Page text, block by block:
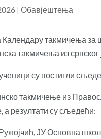
| Обавјештења
такмичења за
такмичења из
су постигли
такмичење из
а резултати су сљедећи:
ЈУ Основна